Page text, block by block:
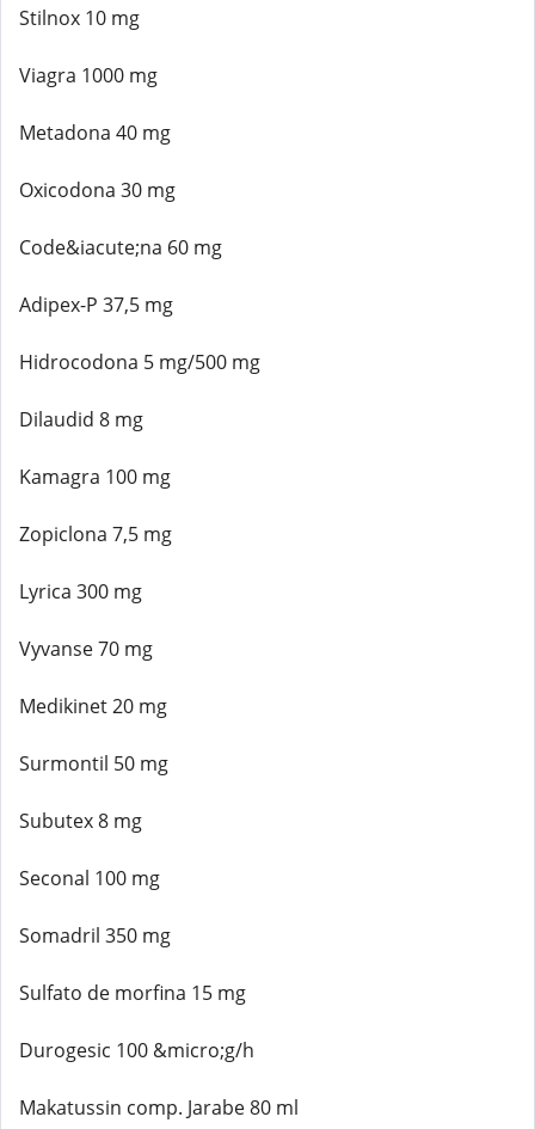
Stilnox 10 mg
Viagra 1000 mg
Metadona 40 mg
Oxicodona 30 mg
Code&iacute;na 60 mg
Adipex-P 37,5 mg
Hidrocodona 5 mg/500 mg
Dilaudid 8 mg
Kamagra 100 mg
Zopiclona 7,5 mg
Lyrica 300 mg
Vyvanse 70 mg
Medikinet 20 mg
Surmontil 50 mg
Subutex 8 mg
Seconal 100 mg
Somadril 350 mg
Sulfato de morfina 15 mg
Durogesic 100 &micro;g/h
Makatussin comp. Jarabe 80 ml